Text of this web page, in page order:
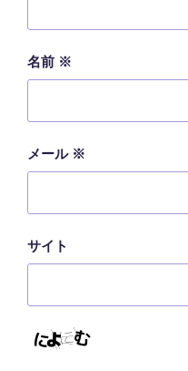
名前 ※
メール ※
サイト